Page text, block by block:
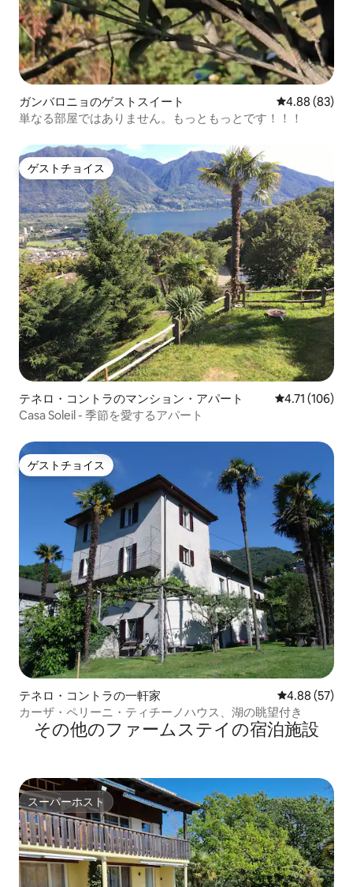
ガンバロニョのゲストスイート レビュー83
4.88 (83)
単なる部屋ではありません。もっともっとです！！！
ゲストチョイス
ゲストチョイス
テネロ・コントラのマンション・アパート レビュー106
4.71 (106)
Casa Soleil - 季節を愛するアパート
ゲストチョイス
ゲストチョイス
テネロ・コントラの一軒家 レビュー57
4.88 (57)
カーザ・ペリーニ・ティチーノハウス、湖の眺望付き
その他のファームステイの宿泊施設
スーパーホスト
スーパーホスト